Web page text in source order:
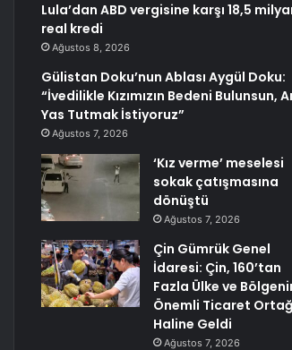
Lula’dan ABD vergisine karşı 18,5
real kredi
Ağustos 8, 2026
Gülistan Doku’nun Ablası Aygül Doku:
“İvedilikle Kızımızın Bedeni Bulunsun,
Yas Tutmak İstiyoruz”
Ağustos 7, 2026
‘Kız verme’ meselesi
sokak çatışmasına
dönüştü
Ağustos 7, 2026
Çin Gümrük Genel
İdaresi: Çin, 160’tan
Fazla Ülke ve
Önemli Ticaret
Haline Geldi
Ağustos 7, 2026